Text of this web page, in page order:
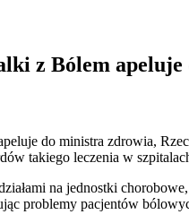
z Bólem
do ministra zdrowia,
takiego leczenia w
na jednostki
problemy pacjentów